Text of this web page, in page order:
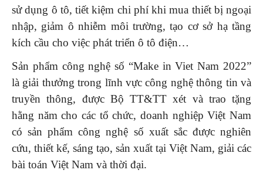
sử dụng ô tô, tiết kiệm chi phí khi mua thiết bị ngoại
nhập, giảm ô nhiễm môi trường, tạo cơ sở hạ tầng
kích cầu cho việc phát triển ô tô điện…
Sản phẩm công nghệ số “Make in Viet Nam 2022”
là giải thưởng trong lĩnh vực công nghệ thông tin và
truyền thông, được Bộ TT&TT xét và trao tặng
hằng năm cho các tổ chức, doanh nghiệp Việt Nam
có sản phẩm công nghệ số xuất sắc được nghiên
cứu, thiết kế, sáng tạo, sản xuất tại Việt Nam, giải các
bài toán Việt Nam và thời đại.